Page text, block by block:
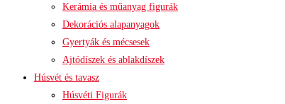
Kerámia és műanyag figurák
Dekorációs alapanyagok
Gyertyák és mécsesek
Ajtódíszek és ablakdíszek
Húsvét és tavasz
Húsvéti Figurák